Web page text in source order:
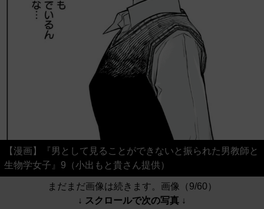
【漫画】『男として見ることができないと振られた男教師と
生物学女子』9（小出もと貴さん提供）
まだまだ画像は続きます。画像（9/60）
↓ スクロールで次の写真 ↓